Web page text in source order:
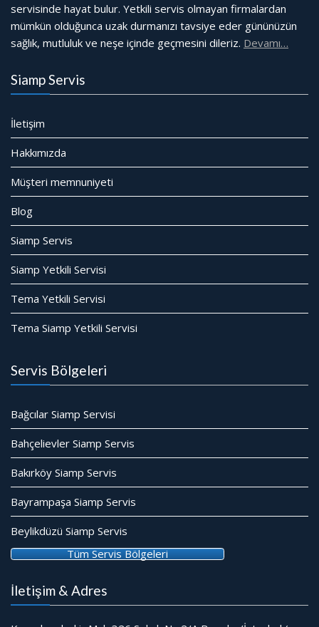
servisinde hayat bulur. Yetkili servis olmayan firmalardan
mümkün olduğunca uzak durmanızı tavsiye eder gününüzün
sağlık, mutluluk ve neşe içinde geçmesini dileriz. Devamı…
Siamp Servis
İletişim
Hakkımızda
Müşteri memnuniyeti
Blog
Siamp Servis
Siamp Yetkili Servisi
Tema Yetkili Servisi
Tema Siamp Yetkili Servisi
Servis Bölgeleri
Bağcılar Siamp Servisi
Bahçelievler Siamp Servis
Bakırköy Siamp Servis
Bayrampaşa Siamp Servis
Beylikdüzü Siamp Servis
Tüm Servis Bölgeleri
İletişim & Adres